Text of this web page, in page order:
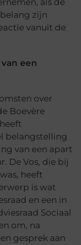
als de
zijn
vanuit de
een
over
Boevère
belangstelling
van een apart
De Vos, die bij
heeft
is wat
en een in
Sociaal
om, na
gesprek aan